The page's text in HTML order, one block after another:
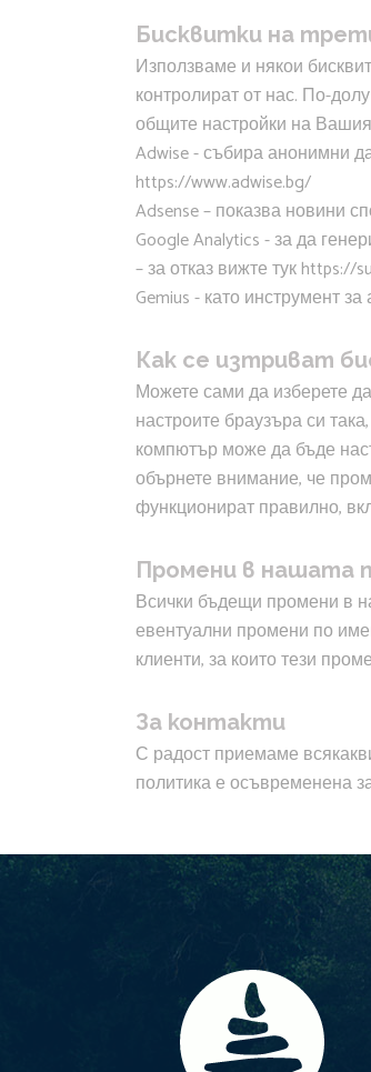
Бисквитки на
Използваме и някои
контролират от нас. По-
общите настройки на Вашия
Adwise - събира анонимни
https://www.adwise.bg/
Adsense – показва новини
Google Analytics - за да
– за отказ вижте тук https://
Gemius - като инструмент
Как се изтриват
Можете сами да изберете
настроите браузъра си
компютър може да бъде
обърнете внимание, че
функционират правилно,
Промени в нашата
Всички бъдещи промени в
евентуални промени по
клиенти, за които тези
За контакти
С радост приемаме
политика е осъвременена